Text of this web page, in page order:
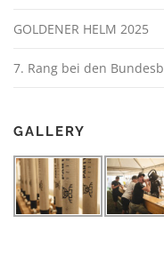
GOLDENER HELM 2025
7. Rang bei den
GALLERY